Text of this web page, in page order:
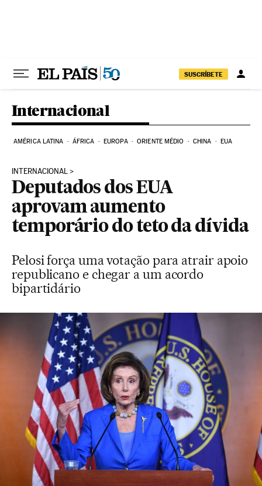
SUSCRÍBETE
Internacional
AMÉRICA LATINA ÁFRICA EUROPA ORIENTE MÉDIO CHINA EUA
INTERNACIONAL
Deputados dos EUA
aprovam aumento
temporário do teto da dívida
Pelosi força uma votação para atrair apoio
republicano e chegar a um acordo
bipartidário